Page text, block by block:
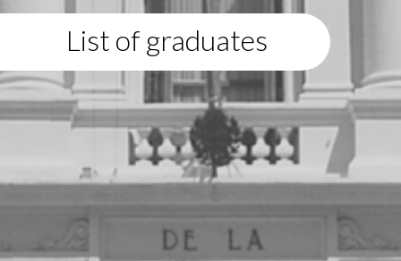
List of graduates